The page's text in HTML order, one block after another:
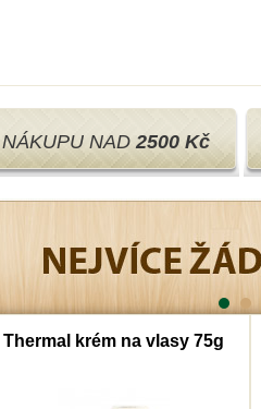
NAD2500 Kč
Thermal krém na vlasy 75g